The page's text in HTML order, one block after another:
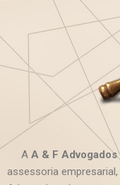
A A & F Advogados
assessoria